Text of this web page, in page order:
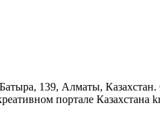
139, Алматы,
портале Казахстана